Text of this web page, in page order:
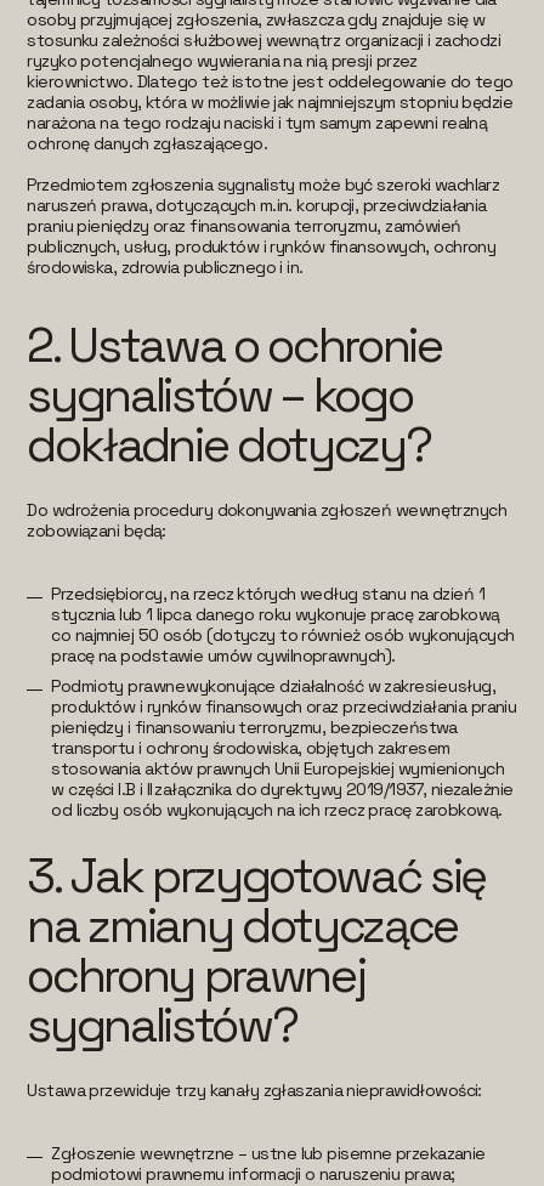
osoby przyjmującej zgłoszenia, zwłaszcza gdy znajduje się w
stosunku zależności służbowej wewnątrz organizacji i zachodzi
ryzyko potencjalnego wywierania na nią presji przez
kierownictwo. Dlatego też istotne jest oddelegowanie do tego
zadania osoby, która w możliwie jak najmniejszym stopniu będzie
narażona na tego rodzaju naciski i tym samym zapewni realną
ochronę danych zgłaszającego.
Przedmiotem zgłoszenia sygnalisty może być szeroki wachlarz
naruszeń prawa, dotyczących m.in. korupcji, przeciwdziałania
praniu pieniędzy oraz finansowania terroryzmu, zamówień
publicznych, usług, produktów i rynków finansowych, ochrony
środowiska, zdrowia publicznego i in.
2. Ustawa o ochronie
sygnalistów – kogo
dokładnie dotyczy?
Do wdrożenia procedury dokonywania zgłoszeń wewnętrznych
zobowiązani będą:
Przedsiębiorcy, na rzecz których według stanu na dzień 1
stycznia lub 1 lipca danego roku wykonuje pracę zarobkową
co najmniej 50 osób (dotyczy to również osób wykonujących
pracę na podstawie umów cywilnoprawnych).
Podmioty prawne wykonujące działalność w zakresie usług,
produktów i rynków finansowych oraz przeciwdziałania praniu
pieniędzy i finansowaniu terroryzmu, bezpieczeństwa
transportu i ochrony środowiska, objętych zakresem
stosowania aktów prawnych Unii Europejskiej wymienionych
w części I.B i II załącznika do dyrektywy 2019/1937, niezależnie
od liczby osób wykonujących na ich rzecz pracę zarobkową.
3. Jak przygotować się
na zmiany dotyczące
ochrony prawnej
sygnalistów?
Ustawa przewiduje trzy kanały zgłaszania nieprawidłowości:
Zgłoszenie wewnętrzne – ustne lub pisemne przekazanie
podmiotowi prawnemu informacji o naruszeniu prawa;